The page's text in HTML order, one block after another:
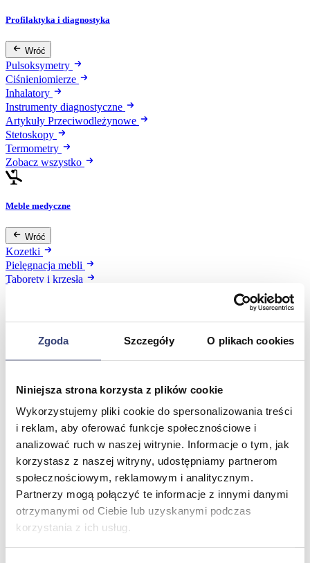
Zgoda Szczegóły O plikach cookies
Niniejsza strona korzysta z plików cookie
Wykorzystujemy pliki cookie do spersonalizowania treści
i reklam, aby oferować funkcje społecznościowe i
analizować ruch w naszej witrynie. Informacje o tym, jak
korzystasz z naszej witryny, udostępniamy partnerom
społecznościowym, reklamowym i analitycznym.
Partnerzy mogą połączyć te informacje z innymi danymi
otrzymanymi od Ciebie lub uzyskanymi podczas
korzystania z ich usług.
Profilaktyka i diagnostyka
Wróć
Pulsoksymetry
Ciśnieniomierze
Inhalatory
Instrumenty diagnostyczne
Artykuły Przeciwodleżynowe
Stetoskopy
Termometry
Zobacz wszystko
Meble medyczne
Wróć
Kozetki
Pielęgnacja mebli
Taborety i krzesła
Fotele
Zobacz wszystko
Wróć
Fotele do masażu
Zdrowie i uroda
Zobacz wszystko
Dofinansowania